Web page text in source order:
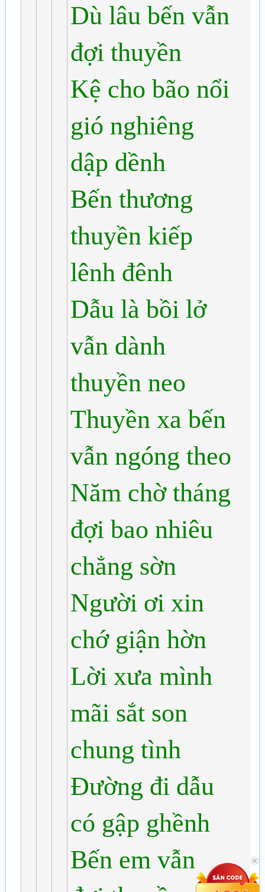
Dù lâu bến vẫn
đợi thuyền
Kệ cho bão nổi
gió nghiêng
dập dềnh
Bến thương
thuyền kiếp
lênh đênh
Dẫu là bồi lở
vẫn dành
thuyền neo
Thuyền xa bến
vẫn ngóng theo
Năm chờ tháng
đợi bao nhiêu
chẳng sờn
Người ơi xin
chớ giận hờn
Lời xưa mình
mãi sắt son
chung tình
Đường đi dẫu
có gập ghềnh
Bến em vẫn